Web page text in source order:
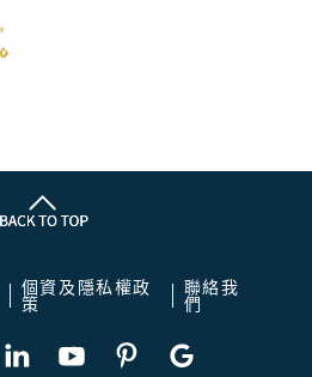
個資及隱私權政
策
聯絡我
們